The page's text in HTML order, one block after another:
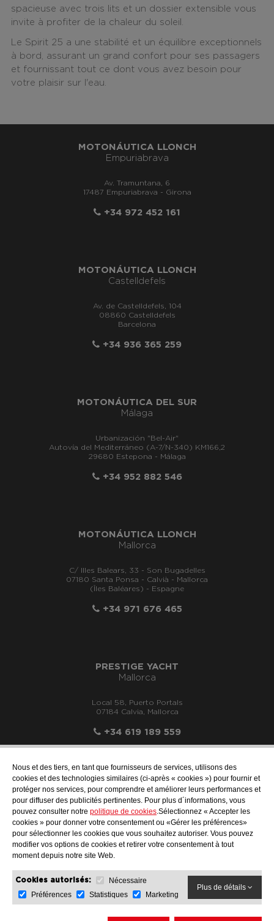
spacieuse avec trois lits et un dossier extensible vous
invite à profiter de la chaleur du soleil.
Le Spirit 25 a une stabilité et un équilibre exceptionnels
à bord, assurant un grand confort pour ses passagers
et fournissant tout ce dont vous avez besoin pour
votre plaisir sur l'eau.
Nous et des tiers, en tant que fournisseurs de services, utilisons des
cookies et des technologies similaires (ci-après « cookies ») pour fournir et
protéger nos services, pour comprendre et améliorer leurs performances et
pour diffuser des publicités pertinentes. Pour plus d´informations, vous
pouvez consulter notre politique de cookies.Sélectionnez « Accepter les
cookies » pour donner votre consentement ou «Gérer les préférences»
pour sélectionner les cookies que vous souhaitez autoriser. Vous pouvez
modifier vos options de cookies et retirer votre consentement à tout
moment depuis notre site Web.
Cookies autorisés:
Nécessaire
Préférences
Statistiques Marketing
Plus de détails
MOTONÁUTICA LLONCH
Empuriabrava
Av. Tramuntana, 6
17487 Empuriabrava - Girona
+34 972 452 161
MOTONÁUTICA LLONCH
Castelldefels
Av. de Castelldefels, 104
08860 Castelldefels
Barcelona
+34 936 365 259
MOTONÁUTICA DEL SUR
Málaga
Urbanización "Bel-Air"
Autovía del Mediterráneo (A-7/N-340) KM166,2
29680 Estepona - Málaga
+34 952 882 546
MOTONÁUTICA LLONCH
Mallorca
C/ Illes Balears, 33 - Son Bugadelles
07180 Santa Ponsa - Calvià - Mallorca
(Îles Baléares) - Espagne
+34 971 676 465
PRESTIGE YACHT
Mallorca
Local 58, Puerto Portals
07184 Calvia, Mallorca
+34 619 189 559
info@motonauticallonch.com